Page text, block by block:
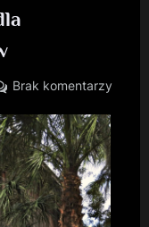
Brak komentarzydo